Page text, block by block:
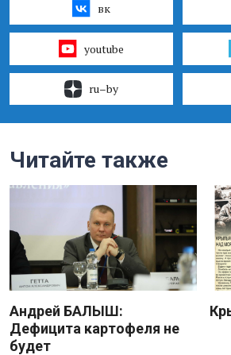
вк
youtube
ru–by
Читайте также
Андрей БАЛЫШ:
Дефицита картофеля не
будет